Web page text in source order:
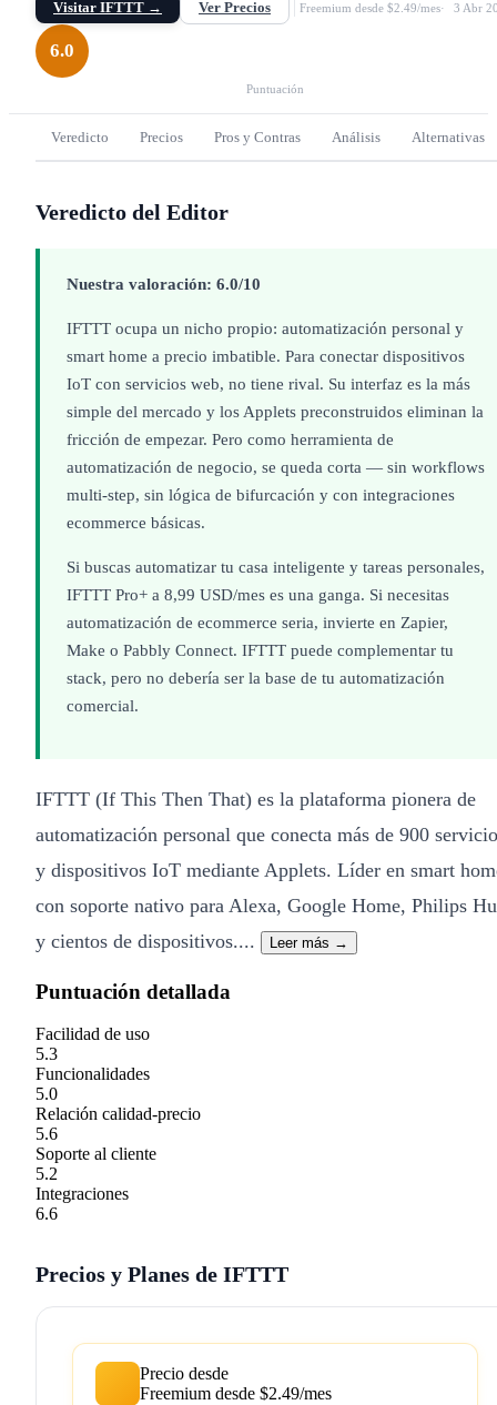
Visitar IFTTT →
Ver Precios Freemium desde $2.49/mes 3 Abr
6.0
Puntuación
Veredicto Precios Pros y Contras Análisis Alternativas
Veredicto del Editor
Nuestra valoración: 6.0/10
IFTTT ocupa un nicho propio: automatización personal y
smart home a precio imbatible. Para conectar dispositivos
IoT con servicios web, no tiene rival. Su interfaz es la más
simple del mercado y los Applets preconstruidos eliminan la
fricción de empezar. Pero como herramienta de
automatización de negocio, se queda corta — sin workflows
multi-step, sin lógica de bifurcación y con integraciones
ecommerce básicas.
Si buscas automatizar tu casa inteligente y tareas personales,
IFTTT Pro+ a 8,99 USD/mes es una ganga. Si necesitas
automatización de ecommerce seria, invierte en Zapier,
Make o Pabbly Connect. IFTTT puede complementar tu
stack, pero no debería ser la base de tu automatización
comercial.
IFTTT (If This Then That) es la plataforma pionera de
automatización personal que conecta más de 900
y dispositivos IoT mediante Applets. Líder en smart
con soporte nativo para Alexa, Google Home, Philips
y cientos de dispositivos....
Leer más →
Puntuación detallada
Facilidad de uso
5.3
Funcionalidades
5.0
Relación calidad-precio
5.6
Soporte al cliente
5.2
Integraciones
6.6
Precios y Planes de IFTTT
Precio desde
Freemium desde $2.49/mes